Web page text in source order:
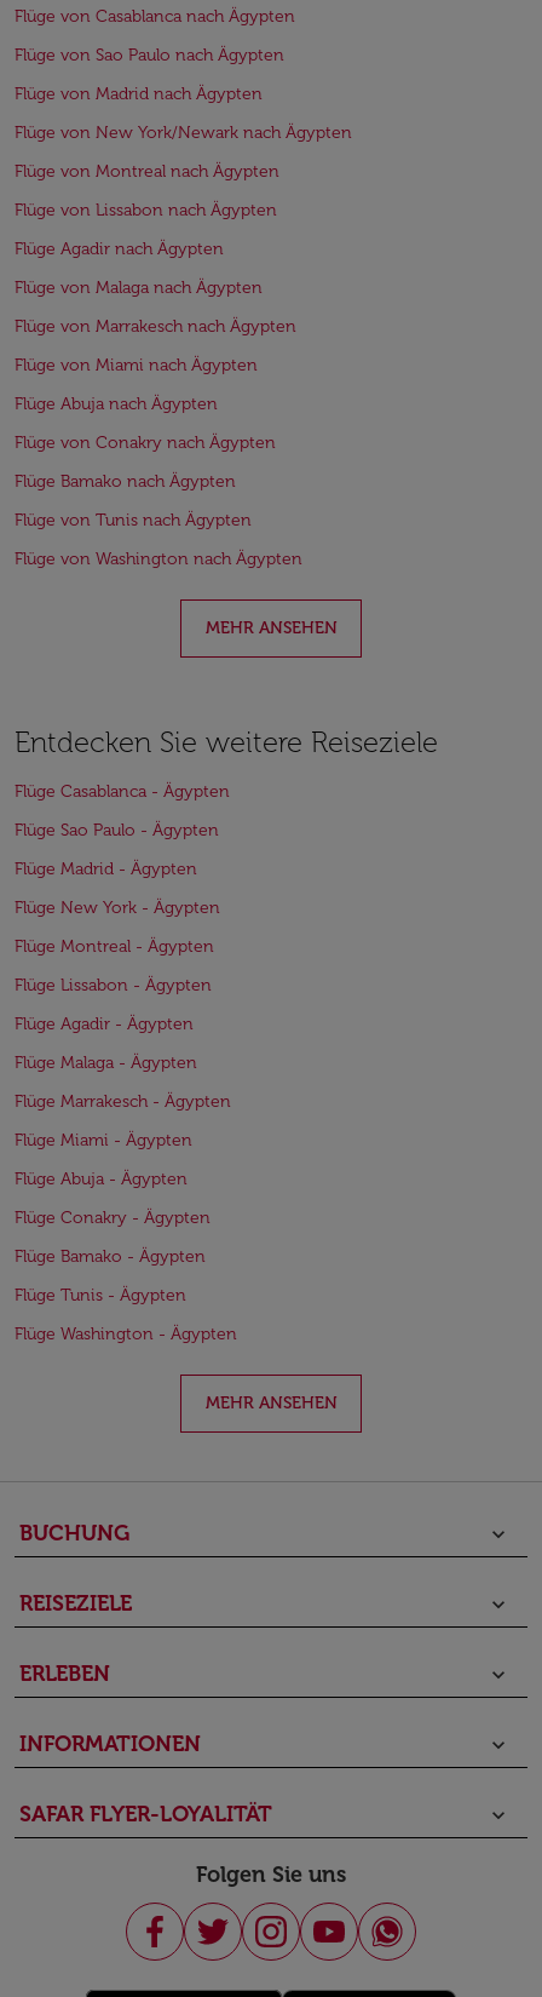
Flüge von Casablanca nach Ägypten
Flüge von Sao Paulo nach Ägypten
Flüge von Madrid nach Ägypten
Flüge von New York/Newark nach Ägypten
Flüge von Montreal nach Ägypten
Flüge von Lissabon nach Ägypten
Flüge Agadir nach Ägypten
Flüge von Malaga nach Ägypten
Flüge von Marrakesch nach Ägypten
Flüge von Miami nach Ägypten
Flüge Abuja nach Ägypten
Flüge von Conakry nach Ägypten
Flüge Bamako nach Ägypten
Flüge von Tunis nach Ägypten
Flüge von Washington nach Ägypten
MEHR ANSEHEN
Entdecken Sie weitere Reiseziele
Flüge Casablanca - Ägypten
Flüge Sao Paulo - Ägypten
Flüge Madrid - Ägypten
Flüge New York - Ägypten
Flüge Montreal - Ägypten
Flüge Lissabon - Ägypten
Flüge Agadir - Ägypten
Flüge Malaga - Ägypten
Flüge Marrakesch - Ägypten
Flüge Miami - Ägypten
Flüge Abuja - Ägypten
Flüge Conakry - Ägypten
Flüge Bamako - Ägypten
Flüge Tunis - Ägypten
Flüge Washington - Ägypten
MEHR ANSEHEN
BUCHUNG keyboard_arrow_down
REISEZIELE keyboard_arrow_down
ERLEBEN keyboard_arrow_down
INFORMATIONEN keyboard_arrow_down
SAFAR FLYER-LOYALITÄT keyboard_arrow_down
Folgen Sie uns